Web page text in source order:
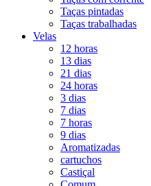
Taças pintadas
Taças trabalhadas
Velas
12 horas
13 dias
21 dias
24 horas
3 dias
7 dias
7 horas
9 dias
Aromatizadas
cartuchos
Castiçal